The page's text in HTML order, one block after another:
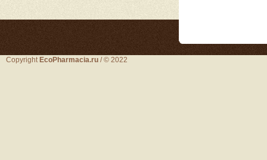
Copyright EcoPharmacia.ru / © 2022